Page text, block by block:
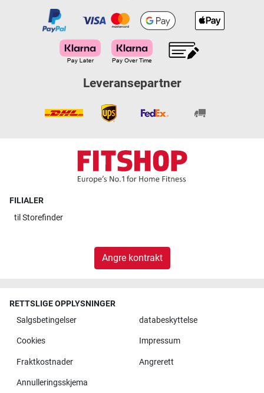
Leveransepartner
FILIALER
til Storefinder
Angre kontrakt
RETTSLIGE OPPLYSNINGER
Salgsbetingelser
databeskyttelse
Cookies Impressum
Fraktkostnader Angrerett
Annulleringsskjema